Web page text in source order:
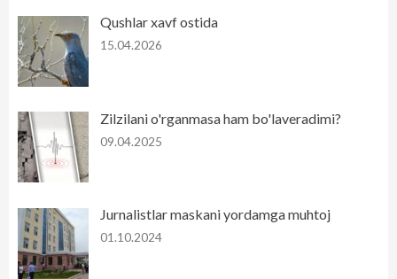
Qushlar xavf ostida
15.04.2026
Zilzilani o'rganmasa ham bo'laveradimi?
09.04.2025
Jurnalistlar maskani yordamga muhtoj
01.10.2024